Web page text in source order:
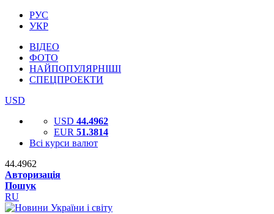
РУС
УКР
ВІДЕО
ФОТО
НАЙПОПУЛЯРНІШІ
СПЕЦПРОЕКТИ
USD
USD 44.4962
EUR 51.3814
Всі курси валют
44.4962
Авторизація
Пошук
RU